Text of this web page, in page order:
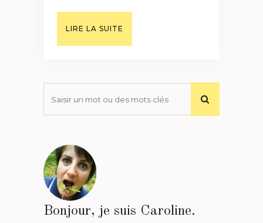
LIRE LA SUITE
Bonjour, je suis Caroline.